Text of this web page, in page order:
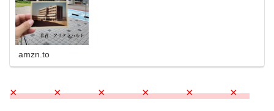
amzn.to
× × × × × ×